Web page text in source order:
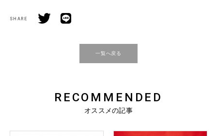
SHARE
一覧へ戻る
RECOMMENDED
オススメの記事